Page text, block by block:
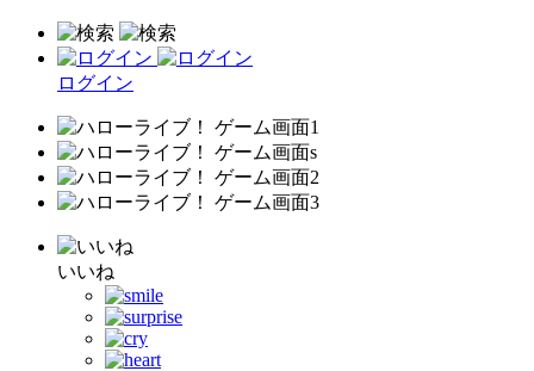
ログイン
いいね